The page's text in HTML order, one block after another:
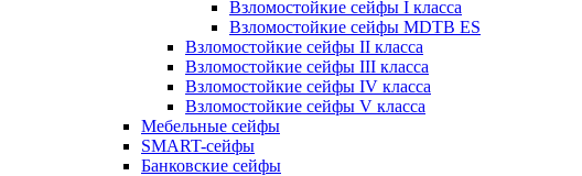
Взломостойкие сейфы I класса
Взломостойкие сейфы MDTB ES
Взломостойкие сейфы II класса
Взломостойкие сейфы III класса
Взломостойкие сейфы IV класса
Взломостойкие сейфы V класса
Мебельные сейфы
SMART-сейфы
Банковские сейфы